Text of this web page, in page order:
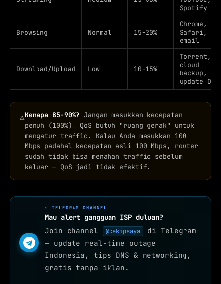
Spotify
Browsing Normal 15-20%
Chrome,
Safari,
email
Download/Upload Low 10-15%
Torrent,
cloud
backup,
update OS
⚠Kenapa 85-90%? Jangan masukkan kecepatan
penuh (100%). QoS butuh "ruang gerak" untuk
mengatur traffic. Kalau Anda masukkan 100
Mbps padahal kecepatan asli 100 Mbps, router
sudah tidak bisa menahan traffic sebelum
keluar — QoS jadi tidak efektif.
⚡ TELEGRAM CHANNEL
Mau alert gangguan ISP duluan?
Join channel @cekipsaya
di Telegram
— update real-time outage
Indonesia, tips DNS & networking,
gratis tanpa iklan.